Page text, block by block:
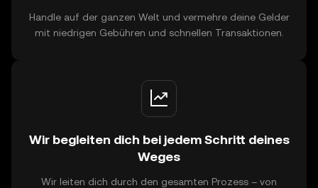
Handle auf der ganzen Welt und vermehre deine Gelder
mit niedrigen Gebühren und schnellen Transaktionen.
Wir begleiten dich bei jedem Schritt deines
Weges
Wir leiten dich durch den gesamten Prozess – von